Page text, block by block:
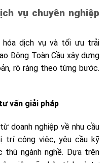
vụ chuyên nghiệp
hóa dịch vụ và tối ưu trải
Động Toàn Cầu xây dựng
rõ ràng theo từng bước.
vấn giải pháp
doanh nghiệp về nhu cầu
trí công việc, yêu cầu kỹ
thù ngành nghề. Dựa trên